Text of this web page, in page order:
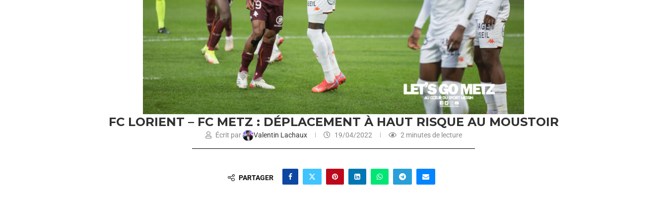
FC LORIENT – FC METZ : DÉPLACEMENT À HAUT RISQUE AU MOUSTOIR
Écrit par Valentin Lachaux 19/04/2022 2 minutes de lecture
PARTAGER